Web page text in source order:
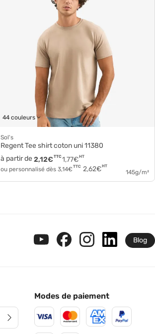
44 couleurs
Sol's
Regent Tee shirt coton uni 11380
à partir de
1,77€HT
2,12€ TTC
ou personnalisé dès 3,14€ TTC 2,62€HT
145g/m²
Blog
Modes de paiement